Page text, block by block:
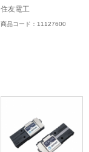
住友電工
商品コード：11127600